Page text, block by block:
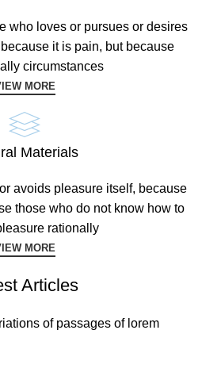
who loves or pursues or desires
it is pain, but because
circumstances.
MORE
Materials
avoids pleasure itself, because
those who do not know how to
rationally.
MORE
Articles
of passages of lorem.